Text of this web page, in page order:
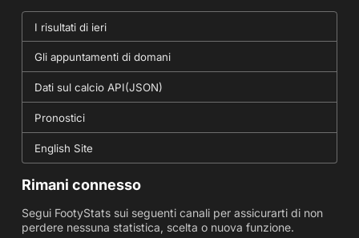
I risultati di ieri
Gli appuntamenti di domani
Dati sul calcio API(JSON)
Pronostici
English Site
Rimani connesso
Segui FootyStats sui seguenti canali per assicurarti di non
perdere nessuna statistica, scelta o nuova funzione.